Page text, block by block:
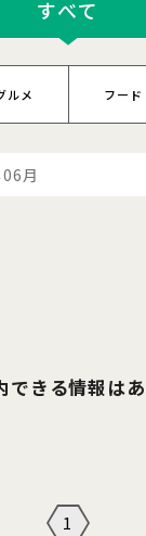
すべて
ルメ フード
月
きる情報はあ
1